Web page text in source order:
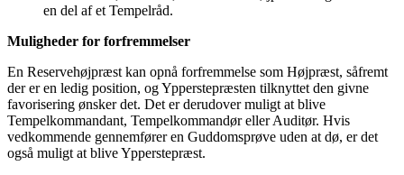
en del af et Tempelråd.
Muligheder for forfremmelser
En Reservehøjpræst kan opnå forfremmelse som Højpræst, såfremt
der er en ledig position, og Ypperstepræsten tilknyttet den givne
favorisering ønsker det. Det er derudover muligt at blive
Tempelkommandant, Tempelkommandør eller Auditør. Hvis
vedkommende gennemfører en Guddomsprøve uden at dø, er det
også muligt at blive Ypperstepræst.